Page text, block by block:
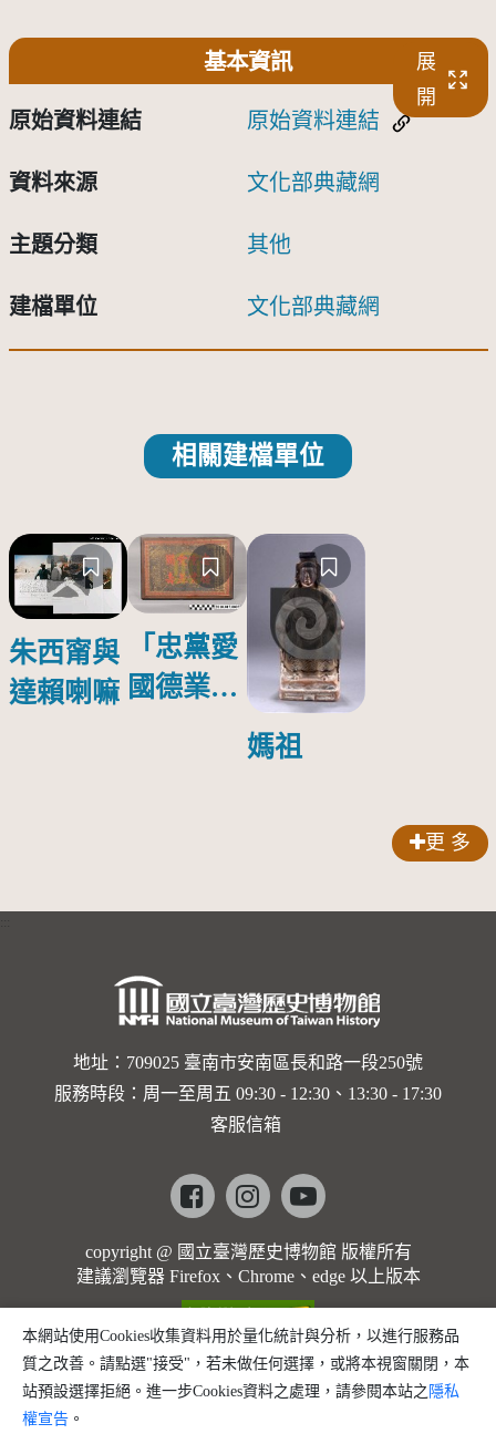
基本資訊
展
開
原始資料連結 原始資料連結
資料來源 文化部典藏網
主題分類 其他
建檔單位 文化部典藏網
相關建檔單位
朱西甯與
達賴喇嘛
「忠黨愛
國德業並
媽祖
更 多
地址：709025 臺南市安南區長和路一段250號
服務時段：周一至周五 09:30 - 12:30、13:30 - 17:30
客服信箱
Facebookinstagramyoutube
copyright @ 國立臺灣歷史博物館 版權所有
建議瀏覽器 Firefox、Chrome、edge 以上版本
本網站使用Cookies收集資料用於量化統計與分析，以進行服務品
質之改善。請點選"接受"，若未做任何選擇，或將本視窗關閉，本
站預設選擇拒絕。進一步Cookies資料之處理，請參閱本站之 隱私
權宣告 。